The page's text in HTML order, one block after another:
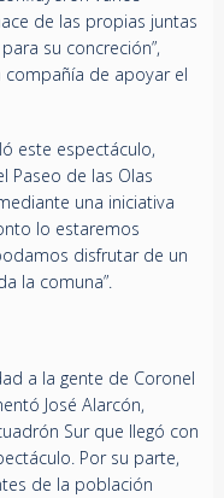
de las propias juntas
su concreción”,
de apoyar el
este espectáculo,
Paseo de las Olas
una iniciativa
lo estaremos
disfrutar de un
la comuna”.
a la gente de Coronel
José Alarcón,
Sur que llegó con
Por su parte,
de la población